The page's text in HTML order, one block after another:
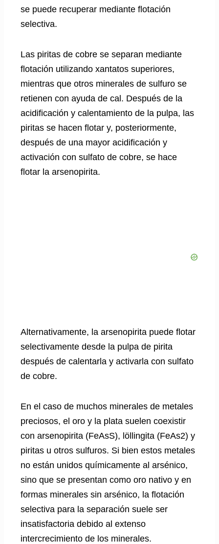
se puede recuperar mediante flotación
selectiva.
Las piritas de cobre se separan mediante
flotación utilizando xantatos superiores,
mientras que otros minerales de sulfuro se
retienen con ayuda de cal. Después de la
acidificación y calentamiento de la pulpa, las
piritas se hacen flotar y, posteriormente,
después de una mayor acidificación y
activación con sulfato de cobre, se hace
flotar la arsenopirita.
Alternativamente, la arsenopirita puede flotar
selectivamente desde la pulpa de pirita
después de calentarla y activarla con sulfato
de cobre.
En el caso de muchos minerales de metales
preciosos, el oro y la plata suelen coexistir
con arsenopirita (FeAsS), löllingita (FeAs2) y
piritas u otros sulfuros. Si bien estos metales
no están unidos químicamente al arsénico,
sino que se presentan como oro nativo y en
formas minerales sin arsénico, la flotación
selectiva para la separación suele ser
insatisfactoria debido al extenso
intercrecimiento de los minerales.